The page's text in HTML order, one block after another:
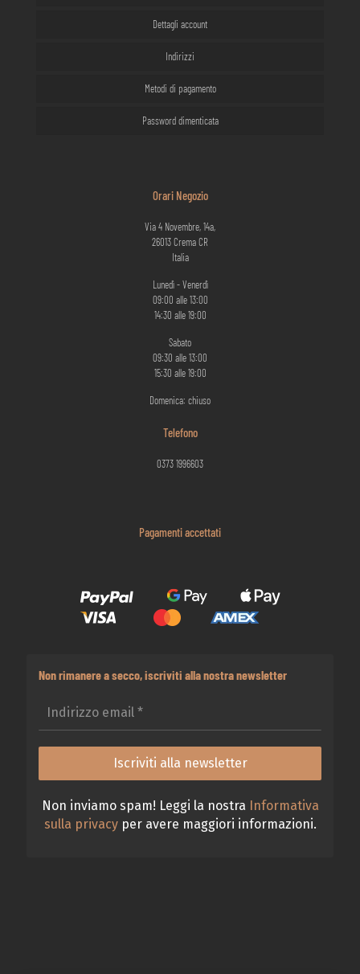
Dettagli account
Indirizzi
Metodi di pagamento
Password dimenticata
Orari Negozio
Via 4 Novembre, 14a,
26013 Crema CR
Italia
Lunedì - Venerdì
09:00 alle 13:00
14:30 alle 19:00
Sabato
09:30 alle 13:00
15:30 alle 19:00
Domenica: chiuso
Telefono
0373 1996603
Pagamenti accettati
Non rimanere a secco, iscriviti alla nostra newsletter
Non inviamo spam! Leggi la nostra Informativa
sulla privacyper avere maggiori informazioni.